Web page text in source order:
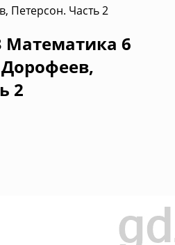
Петерсон. Часть 2
Математика 6
2